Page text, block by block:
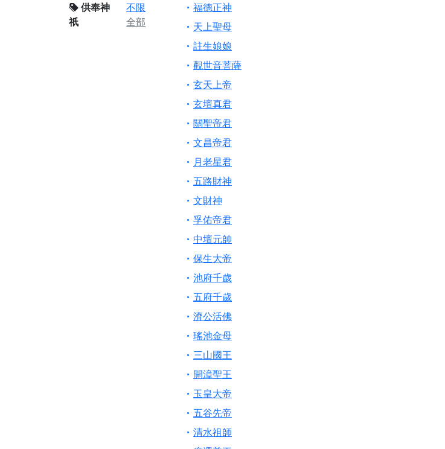
供奉神
祇
不限
全部
福德正神
天上聖母
註生娘娘
觀世音菩薩
玄天上帝
玄壇真君
關聖帝君
文昌帝君
月老星君
五路財神
文財神
孚佑帝君
中壇元帥
保生大帝
池府千歲
五府千歲
濟公活佛
瑤池金母
三山國王
開漳聖王
玉皇大帝
五谷先帝
清水祖師